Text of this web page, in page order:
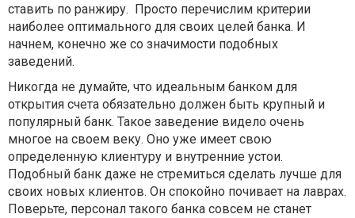
ставить по ранжиру. Просто перечислим критерии
наиболее оптимального для своих целей банка. И
начнем, конечно же со значимости подобных
заведений.
Никогда не думайте, что идеальным банком для
открытия счета обязательно должен быть крупный и
популярный банк. Такое заведение видело очень
многое на своем веку. Оно уже имеет свою
определенную клиентуру и внутренние устои.
Подобный банк даже не стремиться сделать лучше для
своих новых клиентов. Он спокойно почивает на лаврах.
Поверьте, персонал такого банка совсем не станет